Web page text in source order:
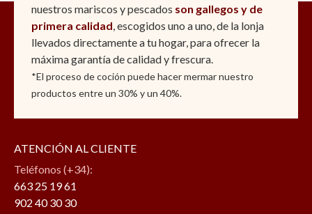
nuestros mariscos y pescados son gallegos y de
primera calidad, escogidos uno a uno, de la lonja
llevados directamente a tu hogar, para ofrecer la
máxima garantía de calidad y frescura.
*El proceso de coción puede hacer mermar nuestro
productos entre un 30% y un 40%.
ATENCIÓN AL CLIENTE
Teléfonos (+34):
663 25 19 61
902 40 30 30